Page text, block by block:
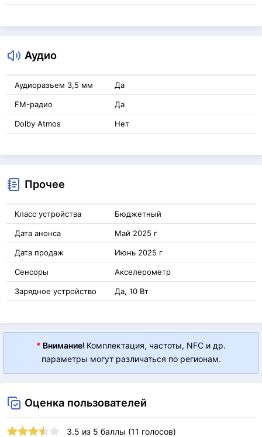
Аудио
Аудиоразъем 3,5 мм Да
FM-радио Да
Dolby Atmos Нет
Прочее
Класс устройства Бюджетный
Дата анонса Май 2025 г
Дата продаж Июнь 2025 г
Сенсоры Акселерометр
Зарядное устройство Да, 10 Вт
* Внимание! Комплектация, частоты, NFC и др.
параметры могут различаться по регионам.
Оценка пользователей
3.5 из 5 баллы (11 голосов)